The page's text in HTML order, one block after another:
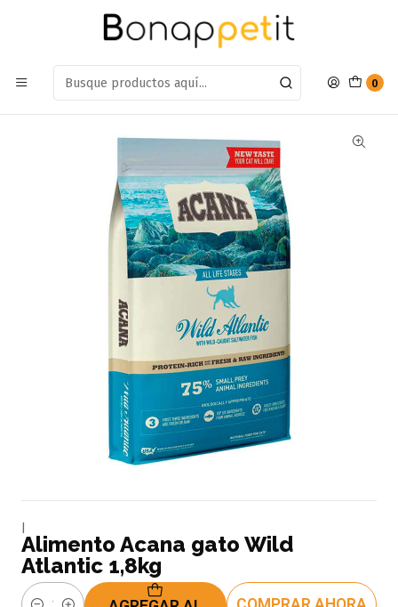
0
Estamos en: Antumalal 612, Quilicura Míranos en Maps
Alimento Acana gato Wild Atlantic 1,8kg
Alimento Acana gato Wild
Atlantic 1,8kg